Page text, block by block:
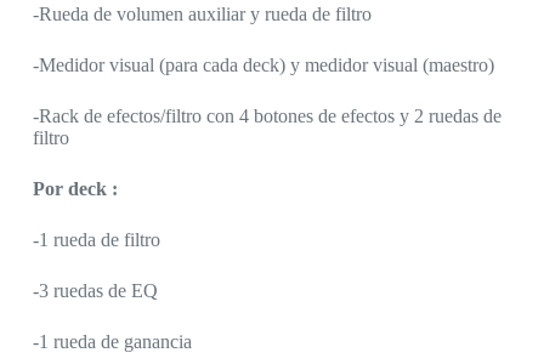
-Rueda de volumen auxiliar y rueda de filtro
-Medidor visual (para cada deck) y medidor visual (maestro)
-Rack de efectos/filtro con 4 botones de efectos y 2 ruedas de
filtro
Por deck :
-1 rueda de filtro
-3 ruedas de EQ
-1 rueda de ganancia